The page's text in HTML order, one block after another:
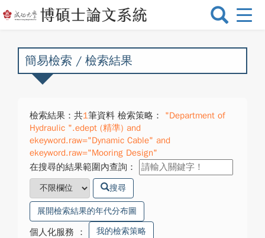
選
換
簡易檢索 / 檢索結果
檢索結果：共1筆資料 檢索策略：
"Department of
Hydraulic ".edept (精準) and
ekeyword.raw="Dynamic Cable" and
ekeyword.raw="Mooring Design"
在搜尋的結果範圍內查詢：
搜尋
展開檢索結果的年代分布圖
個人化服務 ： 我的檢索策略